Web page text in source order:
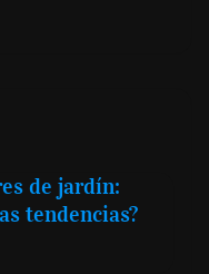
de jardín:
tendencias?